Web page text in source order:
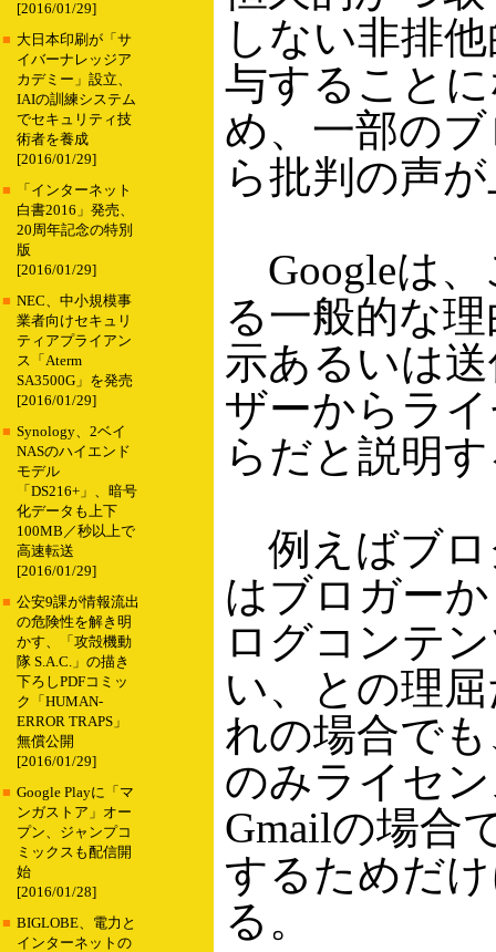
[2016/01/29]
■ 大日本印刷が「サ
イバーナレッジア
カデミー」設立、
IAIの訓練システム
でセキュリティ技
術者を養成
[2016/01/29]
■
「インターネット
白書2016」発売、
20周年記念の特別
版
[2016/01/29]
■ NEC、中小規模事
業者向けセキュリ
ティアプライアン
ス「Aterm
SA3500G」を発売
[2016/01/29]
■ Synology、2ベイ
NASのハイエンド
モデル
「DS216+」、暗号
化データも上下
100MB／秒以上で
高速転送
[2016/01/29]
■ 公安9課が情報流出
の危険性を解き明
かす、「攻殻機動
隊 S.A.C.」の描き
下ろしPDFコミッ
ク「HUMAN-
ERROR TRAPS」
無償公開
[2016/01/29]
■ Google Playに「マ
ンガストア」オー
プン、ジャンプコ
ミックスも配信開
始
[2016/01/28]
■ BIGLOBE、電力と
インターネットの
しない非排
与すること
め、一部の
ら批判の声
Googleは、
る一般的な
示あるいは
ザーからラ
らだと説明
例えばブロ
はブロガー
ログコンテ
い、との理
れの場合で
のみライセ
Gmailの場合
するためだ
る。